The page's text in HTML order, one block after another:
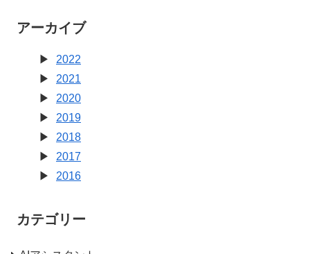
アーカイブ
2022
2021
2020
2019
2018
2017
2016
カテゴリー